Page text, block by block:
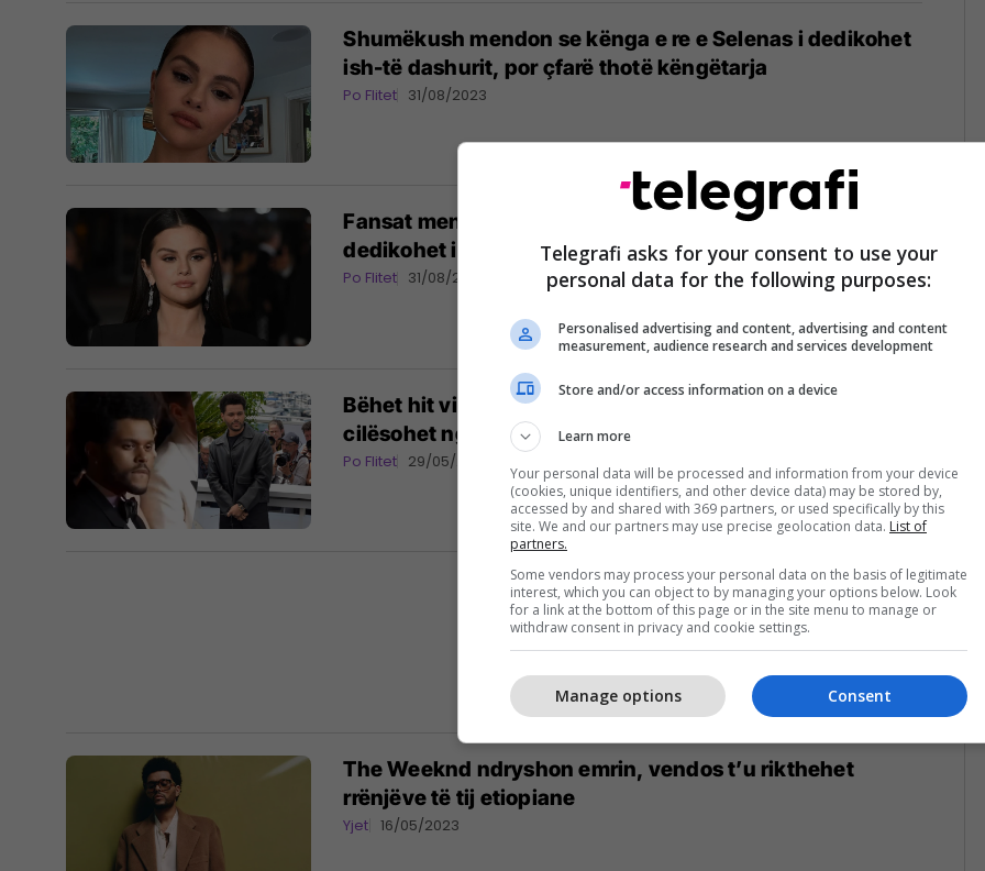
Shumëkush mendon se kënga e re e Selenas i dedikohet
ish-të dashurit, por çfarë thotë këngëtarja
Po Flitet 31/08/2023
Fansat mendojnë se kënga e re e Selena Gomez i
dedikohet ish të dashurit të saj
Po Flitet 31/08/2023
Bëhet hit videoja e The Weeknd nga Kana, këngëtari
cilësohet nga fansat si shumë i vetëkënaqur
Po Flitet 29/05/2023
The Weeknd ndryshon emrin, vendos t’u rikthehet
rrënjëve të tij etiopiane
Yjet 16/05/2023
Telegrafi asks for your consent to use your
personal data for the following purposes:
Personalised advertising and content, advertising and content
measurement, audience research and services development
Store and/or access information on a device
Learn more
Your personal data will be processed and information from your device
(cookies, unique identifiers, and other device data) may be stored by,
accessed by and shared with 369 partners, or used specifically by this
site. We and our partners may use precise geolocation data. List of
partners.
Some vendors may process your personal data on the basis of legitimate
interest, which you can object to by managing your options below. Look
for a link at the bottom of this page or in the site menu to manage or
withdraw consent in privacy and cookie settings.
Consent
Manage options